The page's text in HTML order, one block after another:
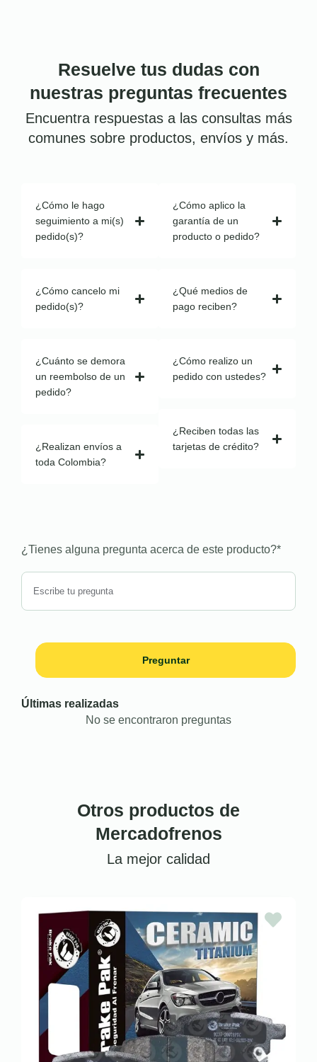
Resuelve tus dudas con
nuestras preguntas frecuentes
Encuentra respuestas a las consultas más
comunes sobre productos, envíos y más.
¿Cómo le hago
seguimiento a mi(s)
pedido(s)?
¿Cómo cancelo mi
pedido(s)?
¿Cuánto se demora
un reembolso de un
pedido?
¿Realizan envíos a
toda Colombia?
¿Cómo aplico la
garantía de un
producto o pedido?
¿Qué medios de
pago reciben?
¿Cómo realizo un
pedido con ustedes?
¿Reciben todas las
tarjetas de crédito?
¿Tienes alguna pregunta acerca de este producto?*
Preguntar
Últimas realizadas
No se encontraron preguntas
Otros productos de
Mercadofrenos
La mejor calidad